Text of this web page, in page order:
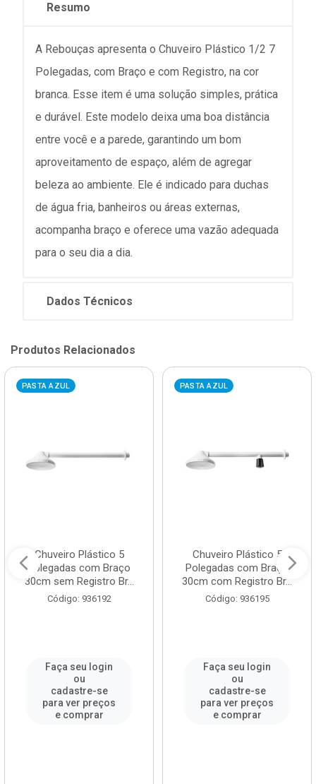
Resumo
A Rebouças apresenta o Chuveiro Plástico 1/2 7
Polegadas, com Braço e com Registro, na cor
branca. Esse item é uma solução simples, prática
e durável. Este modelo deixa uma boa distância
entre você e a parede, garantindo um bom
aproveitamento de espaço, além de agregar
beleza ao ambiente. Ele é indicado para duchas
de água fria, banheiros ou áreas externas,
acompanha braço e oferece uma vazão adequada
para o seu dia a dia.
Dados Técnicos
Produtos Relacionados
PASTA AZUL
Chuveiro Plástico 5
Polegadas com Braço
30cm sem Registro Br...
Código: 936192
Faça seu login
ou
cadastre-se
para ver preços
e comprar
PASTA AZUL
Chuveiro Plástico 5
Polegadas com Braço
30cm com Registro Br...
Código: 936195
Faça seu login
ou
cadastre-se
para ver preços
e comprar